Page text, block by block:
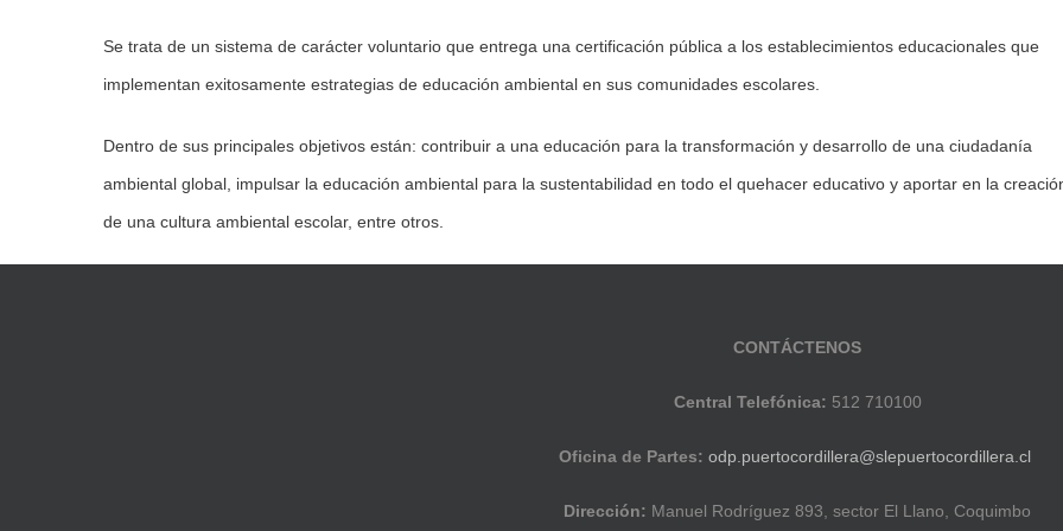
Se trata de un sistema de carácter voluntario que entrega una certificación pública a los establecimientos educacionales que
implementan exitosamente estrategias de educación ambiental en sus comunidades escolares.
Dentro de sus principales objetivos están: contribuir a una educación para la transformación y desarrollo de una ciudadanía
ambiental global, impulsar la educación ambiental para la sustentabilidad en todo el quehacer educativo y aportar en la
de una cultura ambiental escolar, entre otros.
CONTÁCTENOS
Central Telefónica: 512 710100
Oficina de Partes: odp.puertocordillera@slepuertocordillera.cl
Dirección: Manuel Rodríguez 893, sector El Llano, Coquimbo